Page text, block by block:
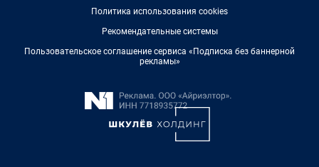
Политика использования cookies
Рекомендательные системы
Пользовательское соглашение сервиса «Подписка без баннерной
рекламы»